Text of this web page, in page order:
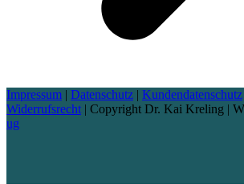
Impressum | Datenschutz | Kundendatenschutz
Widerrufsrecht | Copyright Dr. Kai Kreling |
ug